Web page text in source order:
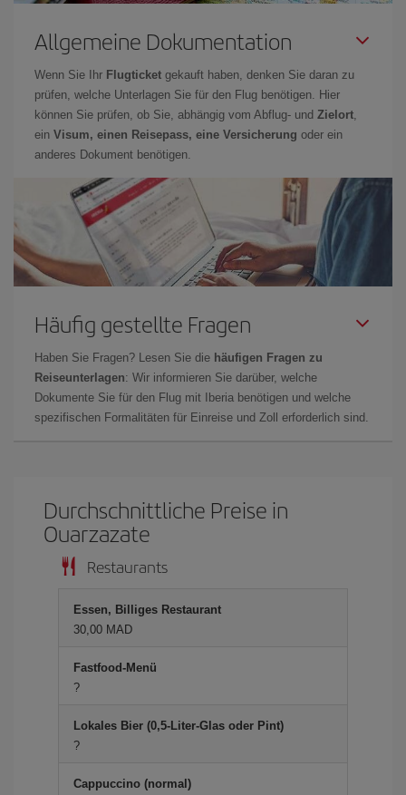
Allgemeine Dokumentation
Wenn Sie Ihr Flugticket gekauft haben, denken Sie daran zu
prüfen, welche Unterlagen Sie für den Flug benötigen. Hier
können Sie prüfen, ob Sie, abhängig vom Abflug- und Zielort
ein Visum, einen Reisepass, eine Versicherung oder ein
anderes Dokument benötigen.
Häufig gestellte Fragen
Haben Sie Fragen? Lesen Sie die häufigen Fragen zu
Reiseunterlagen: Wir informieren Sie darüber, welche
Dokumente Sie für den Flug mit Iberia benötigen und welche
spezifischen Formalitäten für Einreise und Zoll erforderlich sind.
Durchschnittliche Preise in
Ouarzazate
Restaurants
Essen, Billiges Restaurant
30,00 MAD
Fastfood-Menü
?
Lokales Bier (0,5-Liter-Glas oder Pint)
?
Cappuccino (normal)